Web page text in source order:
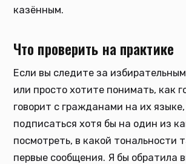
казённым.
Что проверить на практике
Если вы следите за
или просто хотите понимать, как
говорит с гражданами на их
подписаться хотя бы на один из
посмотреть, в какой тональности
первые сообщения. Я бы обратила